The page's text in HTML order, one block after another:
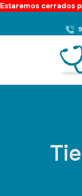
Estaremos cerrados